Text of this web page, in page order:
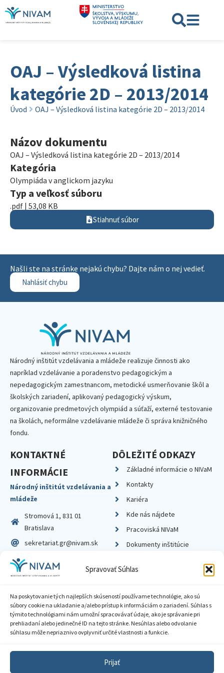
Spravovať Súhlas
Na poskytovanie tých najlepších skúseností používame technológie, ako sú
súbory cookie na ukladanie a/alebo prístup k informáciám o zariadení. Súhlas s
týmito technológiami nám umožní spracovávať údaje, ako je správanie pri
prehliadaní alebo jedinečné ID na tejto stránke. Nesúhlas alebo odvolanie
súhlasu môže nepriaznivo ovplyvniť určité vlastnosti a funkcie.
Prijať
OAJ – Výsledková listina
kategórie 2D – 2013/2014
Úvod OAJ – Výsledková listina kategórie 2D – 2013/2014
Názov dokumentu
OAJ – Výsledková listina kategórie 2D – 2013/2014
Kategória
Olympiáda v anglickom jazyku
Typ a veľkosť súboru
.pdf | 53,08 KB
Stiahnuť súbor
Našli ste na stránke nejakú chybu? Dajte nám o nej vedieť.
Nahlásiť chybu
Národný inštitút vzdelávania a mládeže realizuje činnosti ako
napríklad vzdelávanie a poradenstvo pedagogickým a
nepedagogickým zamestnancom, metodické usmerňovanie škôl a
školských zariadení, aplikovaný pedagogický výskum,
organizovanie predmetových olympiád a súťaží, externé testovanie
na školách, neformálne vzdelávanie mládeže či správa knižničného
fondu.
KONTAKTNÉ
INFORMÁCIE
Národný inštitút vzdelávania a
mládeže
Stromová 1, 831 01
Bratislava
sekretariat.gr@nivam.sk
IČO: 00164348
DIČ: 2020798714
DÔLEŽITÉ ODKAZY
Základné informácie o NIVaM
Kontakty
Kariéra
Kde nás nájdete
Pracoviská NIVaM
Dokumenty inštitúcie
Zásady ochrany súkromia
Sprístupnenie informácií